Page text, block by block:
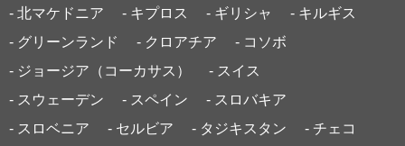
- 北マケドニア
- キプロス - ギリシャ
- キルギス
- グリーンランド
- クロアチア
- コソボ
- ジョージア（コーカサス）
- スイス
- スウェーデン
- スペイン
- スロバキア
- スロベニア
- セルビア - タジキスタン
- チェコ